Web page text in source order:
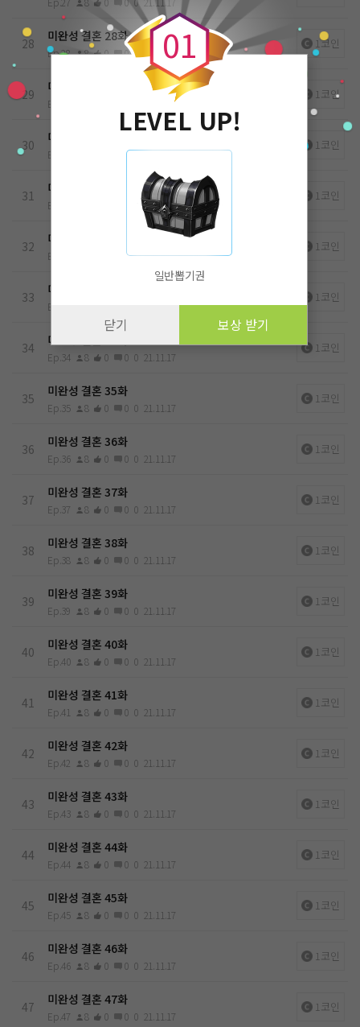
28 미완성 결혼 28화
Ep.28 8 0 0 0 21.11.17
1코인
29 미완성 결혼 29화
Ep.29 21.11.17
1코인
30 미완성 결혼 30화
Ep.30 0 0 21.11.17
1코인
31 미완성 결혼 31화
Ep.31 21.11.17
1코인
32 미완성 결혼 32화
Ep.32 0 0 21.11.17
1코인
33 미완성 결혼 33화
Ep.33
1코인
34 미완성 결혼 34화
Ep.34 8 0 0 0 21.11.17
1코인
35 미완성 결혼 35화
Ep.35 8 0 0 0 21.11.17
1코인
36 미완성 결혼 36화
Ep.36 8 0 0 0 21.11.17
1코인
37 미완성 결혼 37화
Ep.37 8 0 0 0 21.11.17
1코인
38 미완성 결혼 38화
Ep.38 8 0 0 0 21.11.17
1코인
39 미완성 결혼 39화
Ep.39 8 0 0 0 21.11.17
1코인
40 미완성 결혼 40화
Ep.40 8 0 0 0 21.11.17
1코인
41 미완성 결혼 41화
Ep.41 8 0 0 0 21.11.17
1코인
42 미완성 결혼 42화
Ep.42 8 0 0 0 21.11.17
1코인
43 미완성 결혼 43화
Ep.43 8 0 0 0 21.11.17
1코인
44 미완성 결혼 44화
Ep.44 8 0 0 0 21.11.17
1코인
45 미완성 결혼 45화
Ep.45 8 0 0 0 21.11.17
1코인
46 미완성 결혼 46화
Ep.46 8 0 0 0 21.11.17
1코인
47 미완성 결혼 47화
Ep.47 8 0 0 0 21.11.17
1코인
01
LEVEL UP!
일반뽑기권
닫기 보상 받기